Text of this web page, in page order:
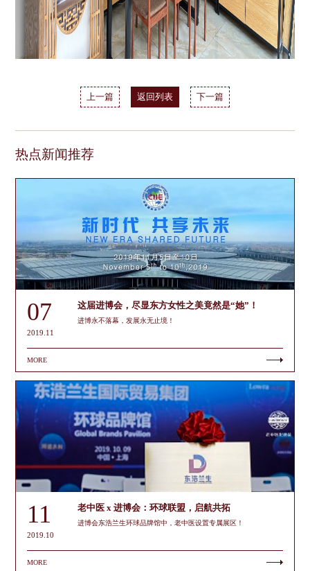
上一篇 返回列表 下一篇
热点新闻推荐
07
2019.11
这届进博会，尽显东方女性之美竟然是“她”！
进博永不落幕，发展永无止境！
MORE
11
2019.10
老中医 x 进博会：环球联盟，启航共拓
进博会东浩兰生环球品牌馆中，老中医设置专属展区！
MORE